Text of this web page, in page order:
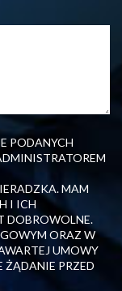
PODANYCH
MAM
I ICH
DOBROWOLNE.
ORAZ W
UMOWY
PRZED